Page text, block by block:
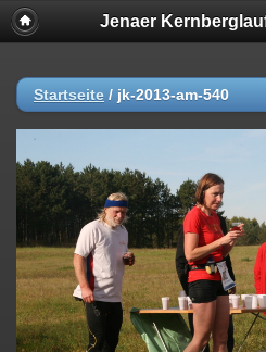
Jenaer
Startseite / jk-2013-am-540